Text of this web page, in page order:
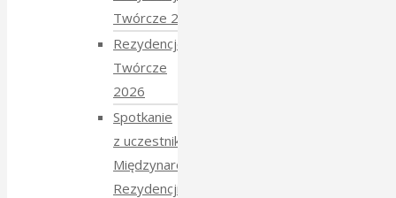
Twórcze 2026
Rezydencje
Twórcze
2026
Spotkanie
z uczestnikami
Międzynarodowych
Rezydencji